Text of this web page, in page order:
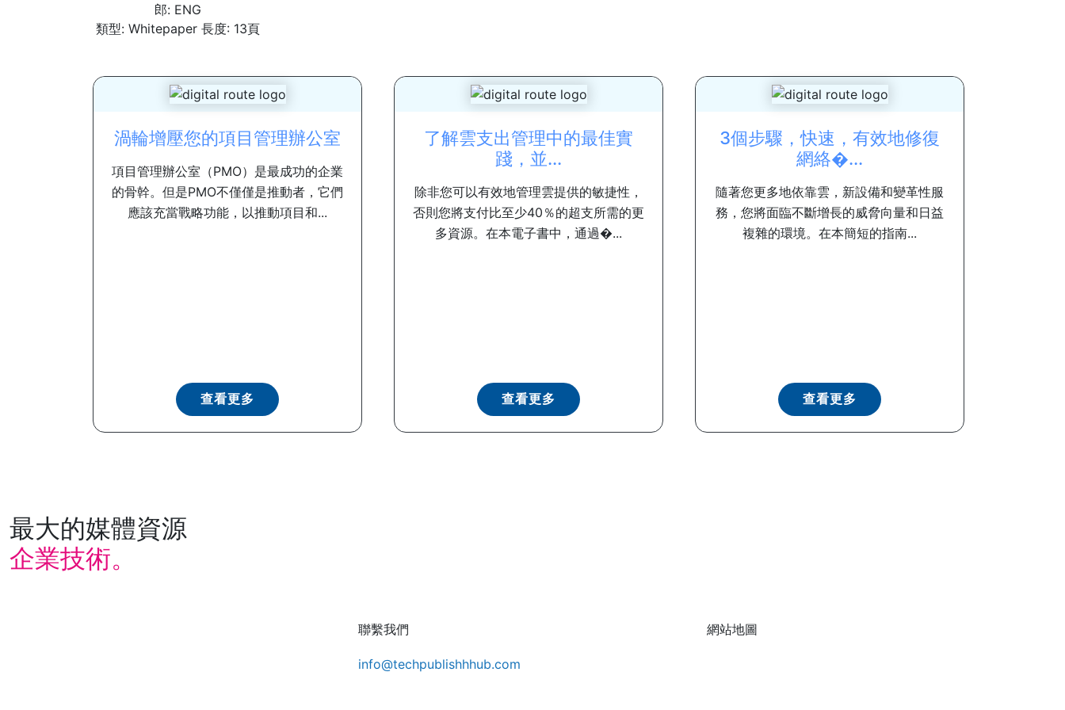
郎: ENG
類型: Whitepaper 長度: 13頁
渦輪增壓您的項目管理辦公室
項目管理辦公室（PMO）是最成功的企業
的骨幹。但是PMO不僅僅是推動者，它們
應該充當戰略功能，以推動項目和...
查看更多
了解雲支出管理中的最佳實
踐，並...
除非您可以有效地管理雲提供的敏捷性，
否則您將支付比至少40％的超支所需的更
多資源。在本電子書中，通過�...
查看更多
3個步驟，快速，有效地修復
網絡�...
隨著您更多地依靠雲，新設備和變革性服
務，您將面臨不斷增長的威脅向量和日益
複雜的環境。在本簡短的指南...
查看更多
最大的媒體資源
企業技術。
聯繫我們
info@techpublishhhub.com
網站地圖